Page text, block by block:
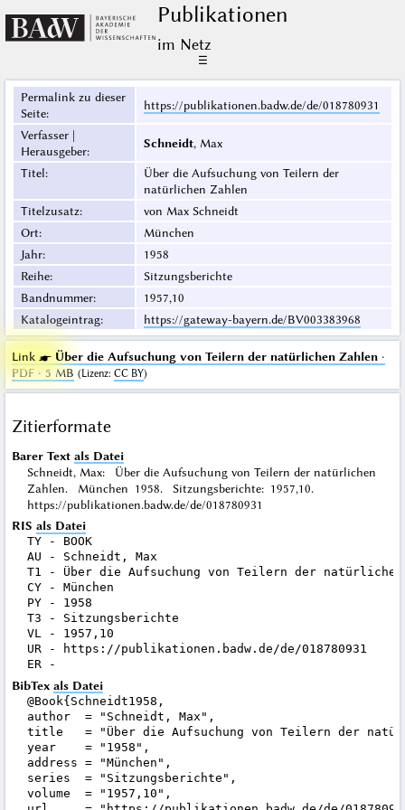
Publikationen
im Netz
☰
Permalink zu dieser
Seite:
https://publikationen.badw.de/de/018780931
Verfasser |
Herausgeber:
Schneidt, Max
Titel:
Über die Aufsuchung von Teilern der
natürlichen Zahlen
Titelzusatz:
von Max Schneidt
Ort:
München
Jahr:
1958
Reihe:
Sitzungsberichte
Bandnummer:
1957,10
Katalogeintrag: https://gateway-bayern.de/BV003383968
Link ☛ Über die Aufsuchung von Teilern der natürlichen Zahlen·
PDF · 5 MB (Lizenz: CC BY)
Zitierformate
Barer Text als Datei
Schneidt, Max: Über die Aufsuchung von Teilern der natürlichen
Zahlen. München 1958. Sitzungsberichte: 1957,10.
https://publikationen.badw.de/de/018780931
RIS als Datei
TY - BOOK
AU - Schneidt, Max
T1 - Über die Aufsuchung von Teilern der natürlichen
CY - München
PY - 1958
T3 - Sitzungsberichte
VL - 1957,10
UR - https://publikationen.badw.de/de/018780931
BibTex als Datei
@Book{Schneidt1958,
author  = "Schneidt, Max",
title   = "Über die Aufsuchung von Teilern der
year    = "1958",
address = "München",
series  = "Sitzungsberichte",
volume  = "1957,10",